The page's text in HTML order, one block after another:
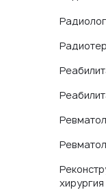
хирургия